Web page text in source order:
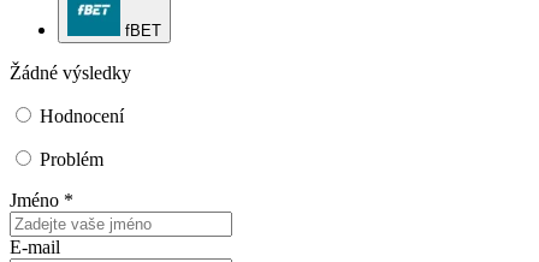
fBET
Žádné výsledky
Hodnocení
Problém
Jméno *
E-mail